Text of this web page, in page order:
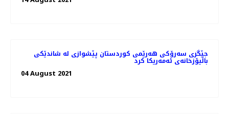
جێگری سەرۆکی هەرێمی کوردستان پێشوازی لە شاندێکی
باڵیۆزخانه‌ی ئه‌مه‌ریکا کرد
04 August 2021